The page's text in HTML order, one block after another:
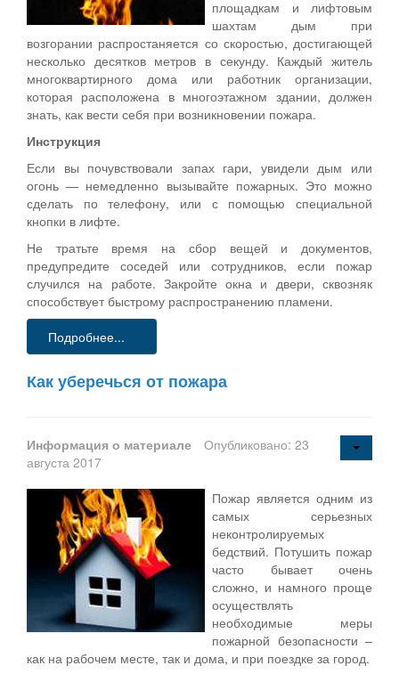
площадкам и лифтовым
шахтам дым при
возгорании распростаняется со скоростью, достигающей
несколько десятков метров в секунду. Каждый житель
многоквартирного дома или работник организации,
которая расположена в многоэтажном здании, должен
знать, как вести себя при возникновении пожара.
Инструкция
Если вы почувствовали запах гари, увидели дым или
огонь — немедленно вызывайте пожарных. Это можно
сделать по телефону, или с помощью специальной
кнопки в лифте.
Не тратьте время на сбор вещей и документов,
предупредите соседей или сотрудников, если пожар
случился на работе. Закройте окна и двери, сквозняк
способствует быстрому распространению пламени.
Подробнее...
Как уберечься от пожара
Информация о материале
Опубликовано: 23
августа 2017
Пожар является одним из
самых серьезных
неконтролируемых
бедствий. Потушить пожар
часто бывает очень
сложно, и намного проще
осуществлять
необходимые меры
пожарной безопасности –
как на рабочем месте, так и дома, и при поездке за город.